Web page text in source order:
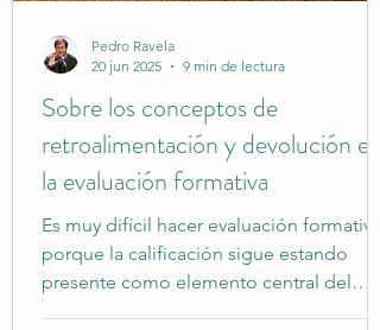
Sobre los conceptos de
retroalimentación y devolución en
la evaluación formativa
Es muy difícil hacer evaluación formativa
porque la calificación sigue estando
presente como elemento central del
Pedro Ravela
20 jun 2025
9 min de lectura